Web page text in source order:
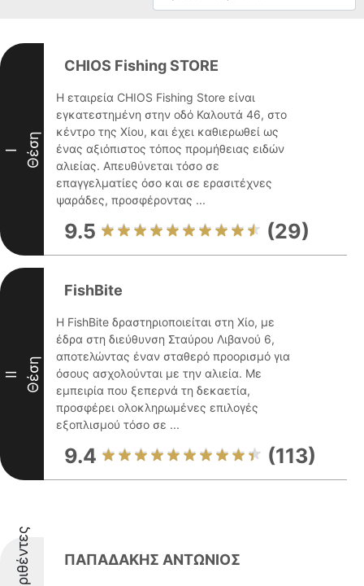
I Θέση
CHIOS Fishing STORE
Η εταιρεία CHIOS Fishing Store είναι
εγκατεστημένη στην οδό Καλουτά 46, στο
κέντρο της Χίου, και έχει καθιερωθεί ως
ένας αξιόπιστος τόπος προμήθειας ειδών
αλιείας. Απευθύνεται τόσο σε
επαγγελματίες όσο και σε ερασιτέχνες
ψαράδες, προσφέροντας ...
9.5 (29)
II Θέση
FishBite
Η FishBite δραστηριοποιείται στη Χίο, με
έδρα στη διεύθυνση Σταύρου Λιβανού 6,
αποτελώντας έναν σταθερό προορισμό για
όσους ασχολούνται με την αλιεία. Με
εμπειρία που ξεπερνά τη δεκαετία,
προσφέρει ολοκληρωμένες επιλογές
εξοπλισμού τόσο σε ...
9.4 (113)
ΠΑΠΑΔΑΚΗΣ ΑΝΤΩΝΙΟΣ